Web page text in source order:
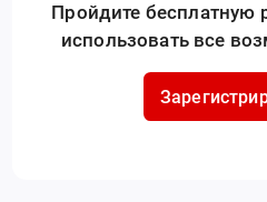
Пройдите бесплатную
использовать все